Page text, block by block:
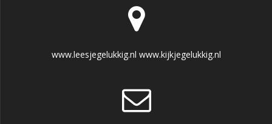
www.leesjegelukkig.nl www.kijkjegelukkig.nl